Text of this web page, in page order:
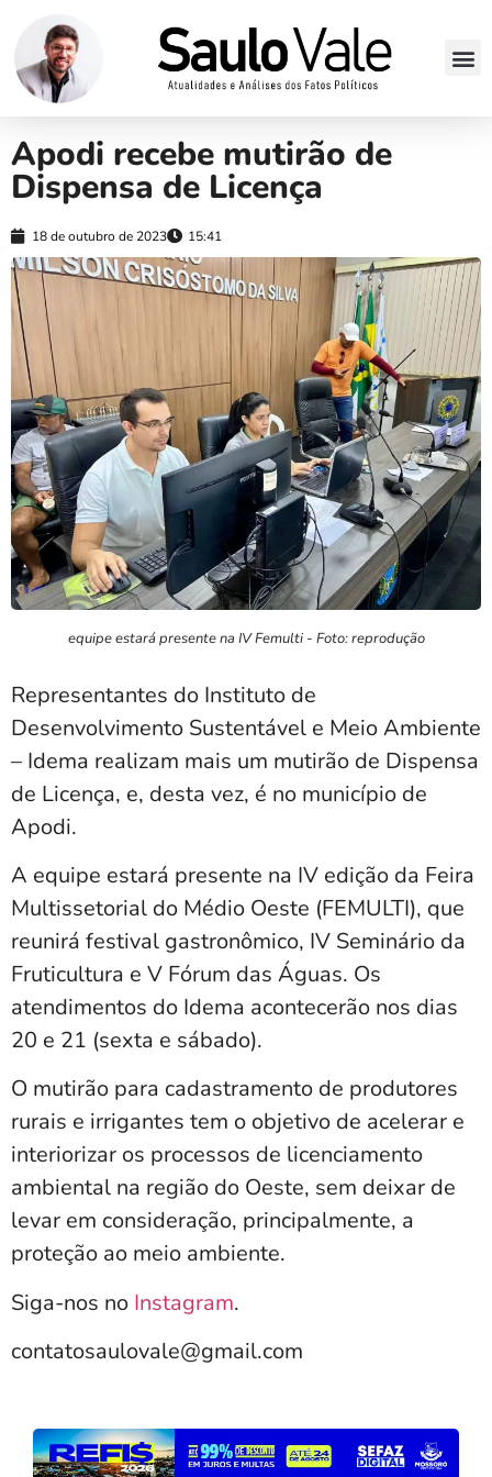
Apodi recebe mutirão de
Dispensa de Licença
18 de outubro de 2023 15:41
equipe estará presente na IV Femulti - Foto: reprodução
Representantes do Instituto de
Desenvolvimento Sustentável e Meio Ambiente
– Idema realizam mais um mutirão de Dispensa
de Licença, e, desta vez, é no município de
Apodi.
A equipe estará presente na IV edição da Feira
Multissetorial do Médio Oeste (FEMULTI), que
reunirá festival gastronômico, IV Seminário da
Fruticultura e V Fórum das Águas. Os
atendimentos do Idema acontecerão nos dias
20 e 21 (sexta e sábado).
O mutirão para cadastramento de produtores
rurais e irrigantes tem o objetivo de acelerar e
interiorizar os processos de licenciamento
ambiental na região do Oeste, sem deixar de
levar em consideração, principalmente, a
proteção ao meio ambiente.
Siga-nos no Instagram.
contatosaulovale@gmail.com